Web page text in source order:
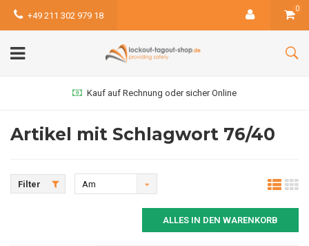
+49 211 302 979 18
0
Kauf auf Rechnung oder sicher Online
Artikel mit Schlagwort 76/40
Filter
Am
ALLES IN DEN WARENKORB